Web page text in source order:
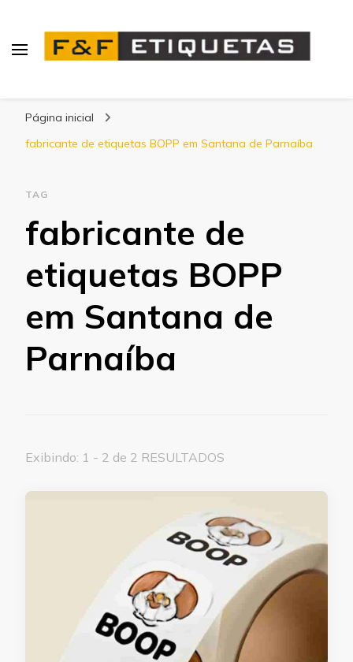
Página inicial
fabricante de etiquetas BOPP em Santana de Parnaíba
TAG
fabricante de
etiquetas BOPP
em Santana de
Parnaíba
Exibindo: 1 - 2 de 2 RESULTADOS